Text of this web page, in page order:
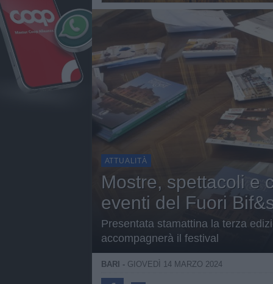
ATTUALITÀ
Mostre, spettacoli e
eventi del Fuori
Presentata stamattina la terza
accompagnerà il festival
BARI - GIOVEDÌ 14 MARZO 2024